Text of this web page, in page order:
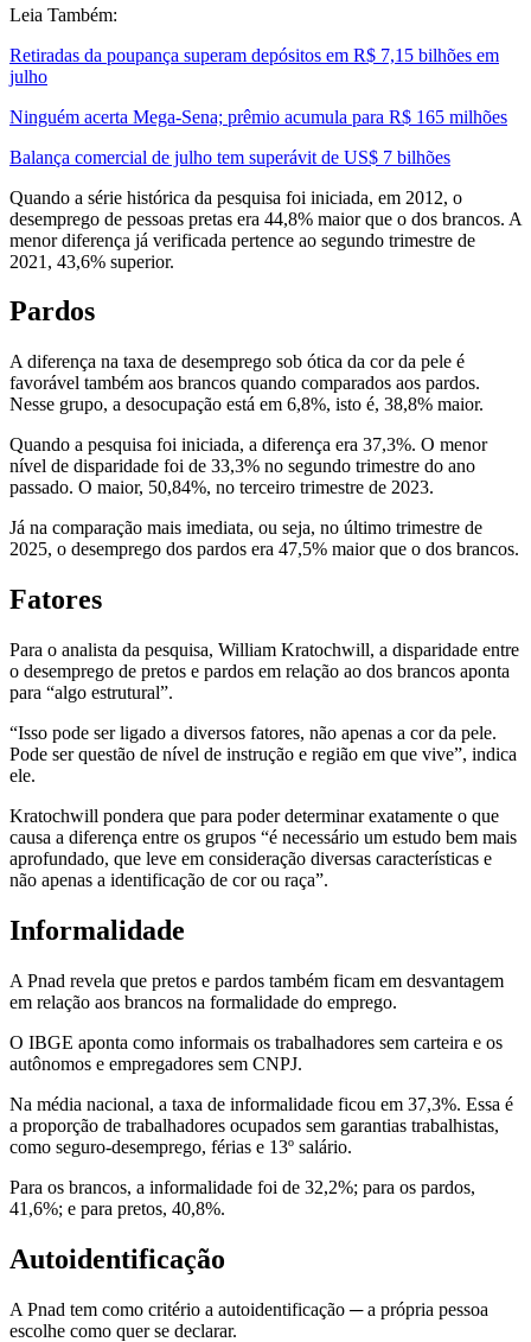
Leia Também:
Retiradas da poupança superam depósitos em R$ 7,15 bilhões em
julho
Ninguém acerta Mega-Sena; prêmio acumula para R$ 165 milhões
Balança comercial de julho tem superávit de US$ 7 bilhões
Quando a série histórica da pesquisa foi iniciada, em 2012, o
desemprego de pessoas pretas era 44,8% maior que o dos brancos. A
menor diferença já verificada pertence ao segundo trimestre de
2021, 43,6% superior.
Pardos
A diferença na taxa de desemprego sob ótica da cor da pele é
favorável também aos brancos quando comparados aos pardos.
Nesse grupo, a desocupação está em 6,8%, isto é, 38,8% maior.
Quando a pesquisa foi iniciada, a diferença era 37,3%. O menor
nível de disparidade foi de 33,3% no segundo trimestre do ano
passado. O maior, 50,84%, no terceiro trimestre de 2023.
Já na comparação mais imediata, ou seja, no último trimestre de
2025, o desemprego dos pardos era 47,5% maior que o dos brancos.
Fatores
Para o analista da pesquisa, William Kratochwill, a disparidade entre
o desemprego de pretos e pardos em relação ao dos brancos aponta
para “algo estrutural”.
“Isso pode ser ligado a diversos fatores, não apenas a cor da pele.
Pode ser questão de nível de instrução e região em que vive”, indica
ele.
Kratochwill pondera que para poder determinar exatamente o que
causa a diferença entre os grupos “é necessário um estudo bem mais
aprofundado, que leve em consideração diversas características e
não apenas a identificação de cor ou raça”.
Informalidade
A Pnad revela que pretos e pardos também ficam em desvantagem
em relação aos brancos na formalidade do emprego.
O IBGE aponta como informais os trabalhadores sem carteira e os
autônomos e empregadores sem CNPJ.
Na média nacional, a taxa de informalidade ficou em 37,3%. Essa é
a proporção de trabalhadores ocupados sem garantias trabalhistas,
como seguro-desemprego, férias e 13º salário.
Para os brancos, a informalidade foi de 32,2%; para os pardos,
41,6%; e para pretos, 40,8%.
Autoidentificação
A Pnad tem como critério a autoidentificação ─ a própria pessoa
escolhe como quer se declarar.